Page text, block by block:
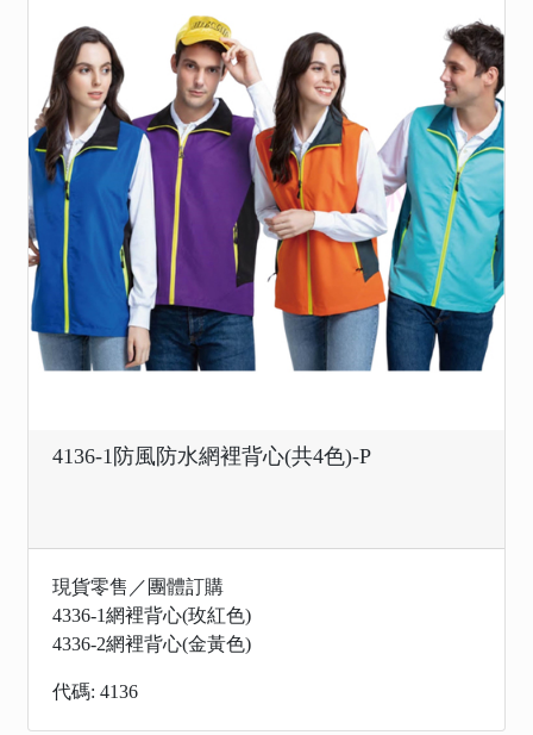
4136-1防風防水網裡背心(共4色)-P
現貨零售／團體訂購
4336-1網裡背心(玫紅色)
4336-2網裡背心(金黃色)
代碼: 4136